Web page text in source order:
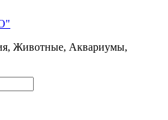
Животные, Аквариумы,